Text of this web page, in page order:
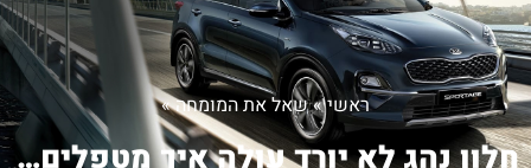
ראשי»שאל את המומחה»
חלון נהג לא יורד עולה איך מטפלים בזה ...